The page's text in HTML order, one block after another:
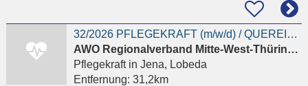
32/2026 PFLEGEKRAFT (m/w/d) / QUEREINSTEIGER (M/W/D) mit Erfahrung für den ambulanten Pflegedienst
AWO Regionalverband Mitte-West-Thüringen e.V.
Pflegekraftin Jena, Lobeda
Entfernung: 31,2km